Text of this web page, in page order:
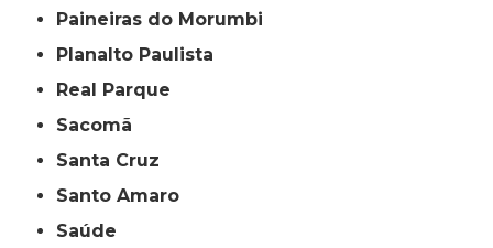
Paineiras do Morumbi
Planalto Paulista
Real Parque
Sacomã
Santa Cruz
Santo Amaro
Saúde